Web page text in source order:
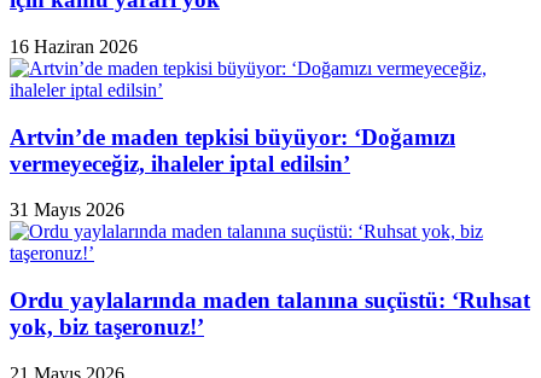
16 Haziran 2026
Artvin’de maden tepkisi büyüyor: ‘Doğamızı
vermeyeceğiz, ihaleler iptal edilsin’
31 Mayıs 2026
Ordu yaylalarında maden talanına suçüstü: ‘Ruhsat
yok, biz taşeronuz!’
21 Mayıs 2026